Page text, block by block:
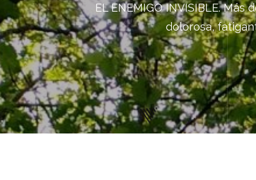
EL ENEMIGO INVISIBLE.
dolorosa,